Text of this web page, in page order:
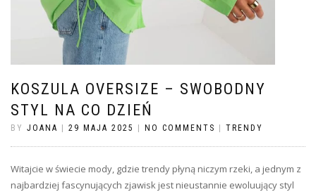
KOSZULA OVERSIZE – SWOBODNY
STYL NA CO DZIEŃ
BY JOANA 29 MAJA 2025 NO COMMENTS TRENDY
Witajcie w świecie mody, gdzie trendy płyną niczym rzeki, a jednym z
najbardziej fascynujących zjawisk jest nieustannie ewoluujący styl